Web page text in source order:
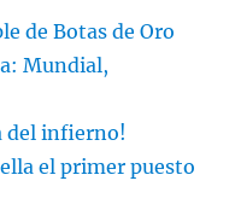
de Botas de Oro
Mundial,
del infierno!
el primer puesto